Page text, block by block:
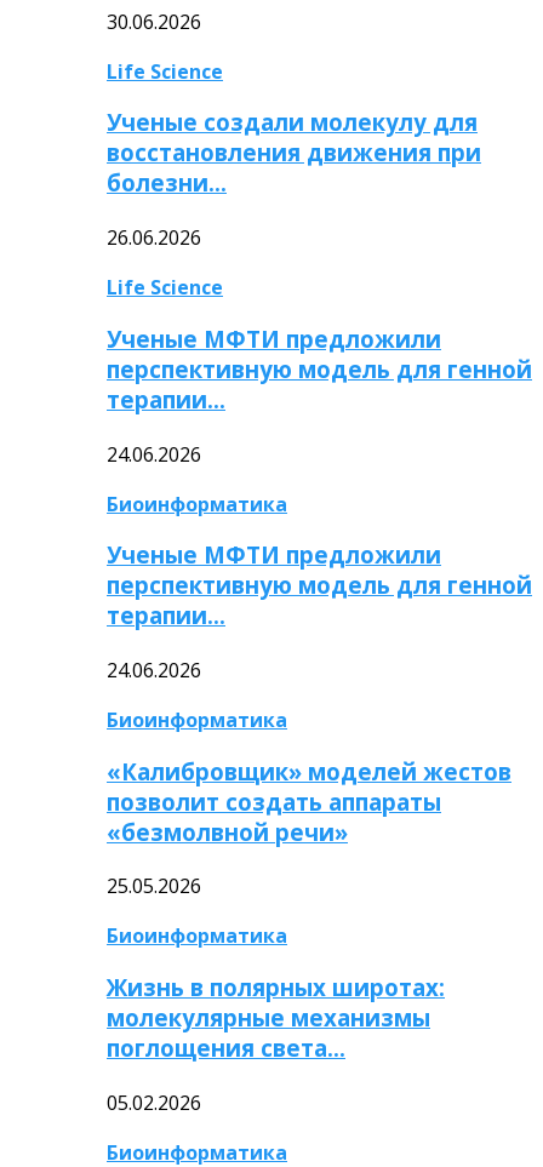
30.06.2026
Life Science
Ученые создали молекулу для
восстановления движения при
болезни…
26.06.2026
Life Science
Ученые МФТИ предложили
перспективную модель для генной
терапии…
24.06.2026
Биоинформатика
Ученые МФТИ предложили
перспективную модель для генной
терапии…
24.06.2026
Биоинформатика
«Калибровщик» моделей жестов
позволит создать аппараты
«безмолвной речи»
25.05.2026
Биоинформатика
Жизнь в полярных широтах:
молекулярные механизмы
поглощения света…
05.02.2026
Биоинформатика